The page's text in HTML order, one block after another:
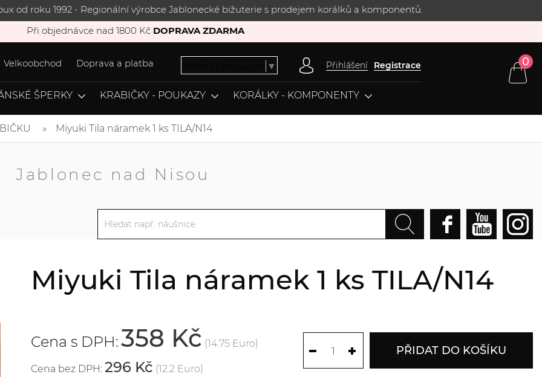
od roku 1992 - Regionální výrobce Jablonecké bižuterie s prodejem korálků a komponentů.
Při objednávce nad 1800 Kč DOPRAVA ZDARMA
Velkoobchod Doprava a platba ▼ Přihlášení Registrace 0
ŠPERKY KRABIČKY - POUKAZY KORÁLKY - KOMPONENTY
Miyuki Tila náramek 1 ks TILA/N14
Jablonec nad Nisou
Miyuki Tila náramek 1 ks TILA/N14
Cena s DPH:358 Kč (14.75 Euro)
Cena bez DPH: 296 Kč (12.2 Euro)
PŘIDAT DO KOŠÍKU